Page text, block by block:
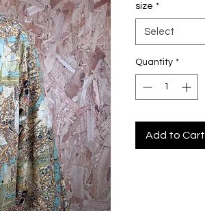
size *
Select
Quantity *
Add to Cart